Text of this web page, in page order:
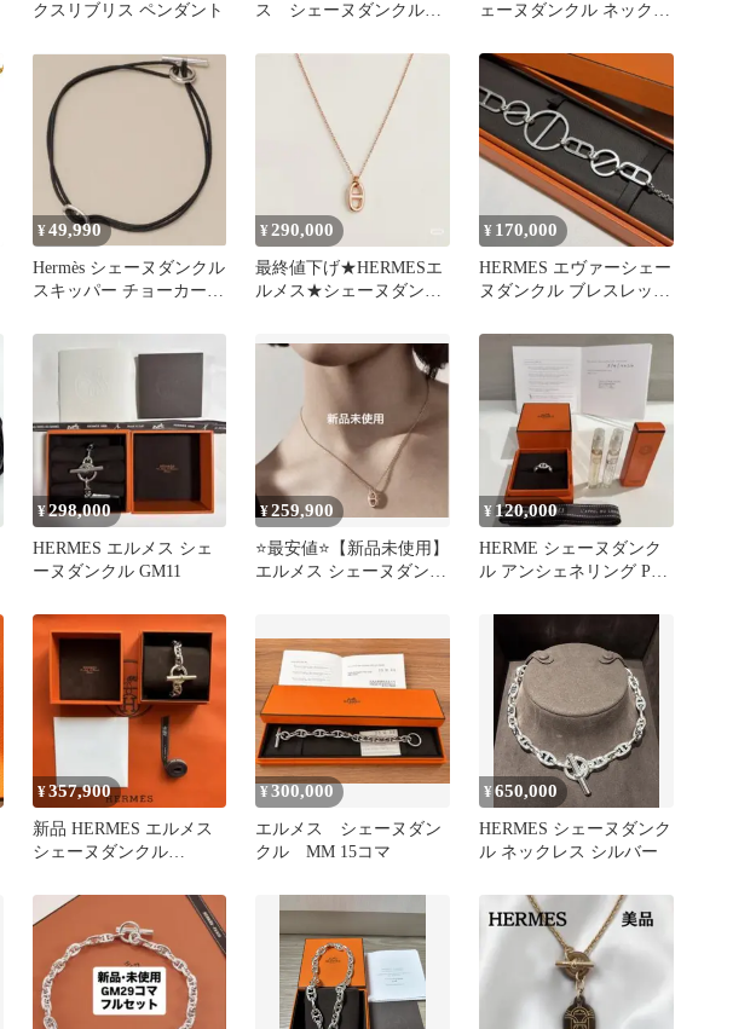
クスリブリス ペンダント
ス シェーヌダンクル
ダント
ェーヌダンクル ネックレ
ー U刻印 ブラウン ゴー
ルド ロングネックレス
ペンダント コード スタ
ッズ 4695
¥49,990
Hermès シェーヌダンクル
スキッパー チョーカー
¥290,000
最終値下げ★HERMESエ
ルメス★シェーヌダンク
¥ 170,000
HERMES エヴァーシェー
ヌダンクル ブレスレット
¥298,000
HERMES エルメス シェ
ーヌダンクル GM11
¥259,900
⭐️最安値⭐️【新品未使用】
エルメス シェーヌダンク
¥120,000
HERME シェーヌダンク
ル アンシェネリング PM
¥357,900
新品 HERMES エルメス
シェーヌダンクル
¥300,000
エルメス シェーヌダン
クル MM 15コマ
¥650,000
HERMES シェーヌダンク
ル ネックレス シルバー